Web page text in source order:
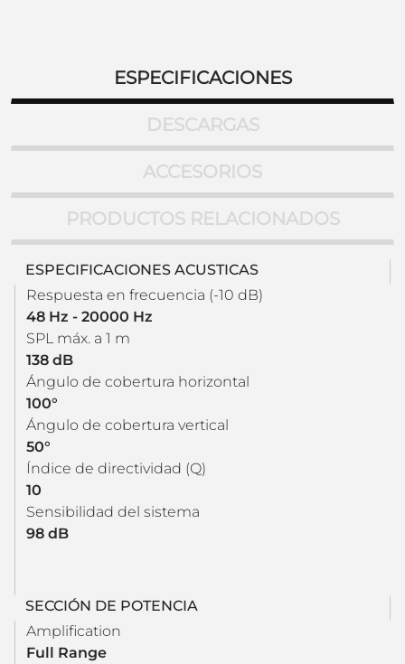
ESPECIFICACIONES
DESCARGAS
ACCESORIOS
PRODUCTOS RELACIONADOS
ESPECIFICACIONES ACUSTICAS
Respuesta en frecuencia (-10 dB)
48 Hz - 20000 Hz
SPL máx. a 1 m
138 dB
Ángulo de cobertura horizontal
100°
Ángulo de cobertura vertical
50°
Índice de directividad (Q)
10
Sensibilidad del sistema
98 dB
SECCIÓN DE POTENCIA
Amplification
Full Range